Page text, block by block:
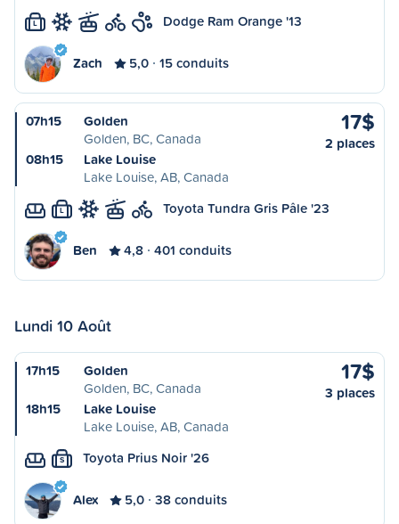
L Dodge Ram Orange '13
Zach 5,0 15 conduits
07h15
Golden
Golden, BC, Canada
08h15
Lake Louise
Lake Louise, AB, Canada
17$
2 places
L Toyota Tundra Gris Pâle '23
Ben 4,8 401 conduits
Lundi 10 Août
17h15
Golden
Golden, BC, Canada
18h15
Lake Louise
Lake Louise, AB, Canada
17$
3 places
S Toyota Prius Noir '26
Alex 5,0 38 conduits